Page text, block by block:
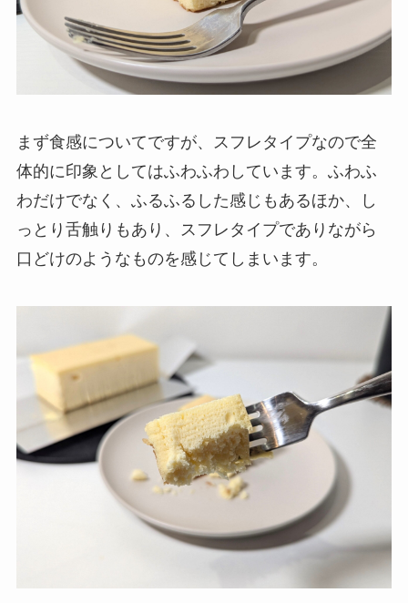
まず食感についてですが、スフレタイプなので全
体的に印象としてはふわふわしています。ふわふ
わだけでなく、ふるふるした感じもあるほか、し
っとり舌触りもあり、スフレタイプでありながら
口どけのようなものを感じてしまいます。